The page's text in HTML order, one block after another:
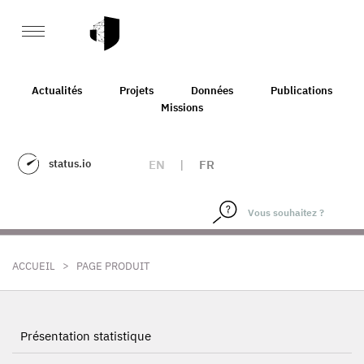
Actualités Projets Données
Publications
Missions
status.io EN | FR
ACCUEIL > PAGE PRODUIT
Présentation statistique